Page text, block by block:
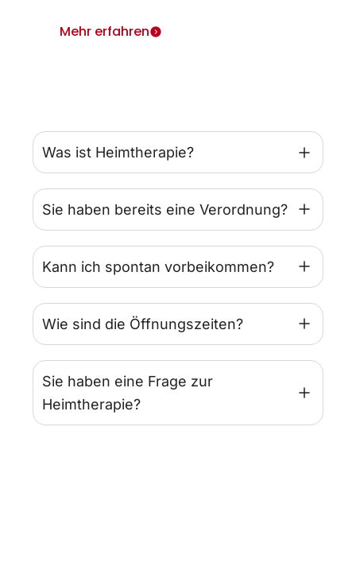
Was ist Heimtherapie?
Sie haben bereits eine Verordnung?
Kann ich spontan vorbeikommen?
Wie sind die Öffnungszeiten?
Sie haben eine Frage zur
Heimtherapie?
Mehr erfahren